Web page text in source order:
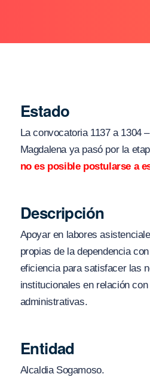
Estado
La convocatoria 1137 a 1304
Magdalena ya pasó por la
no es posible postularse a
Descripción
Apoyar en labores
propias de la dependencia
eficiencia para satisfacer las
institucionales en relación
administrativas.
Entidad
Alcaldia Sogamoso.